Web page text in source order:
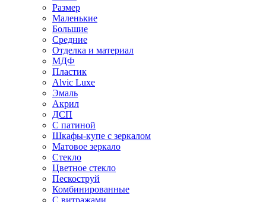
Размер
Маленькие
Большие
Средние
Отделка и материал
МДФ
Пластик
Alvic Luxe
Эмаль
Акрил
ДСП
С патиной
Шкафы-купе с зеркалом
Матовое зеркало
Стекло
Цветное стекло
Пескоструй
Комбинированные
С витражами